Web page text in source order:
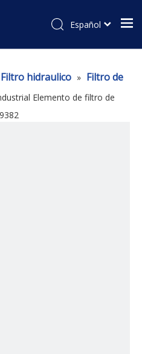
Español
Filtro hidraulico » Filtro de
Elemento de filtro de